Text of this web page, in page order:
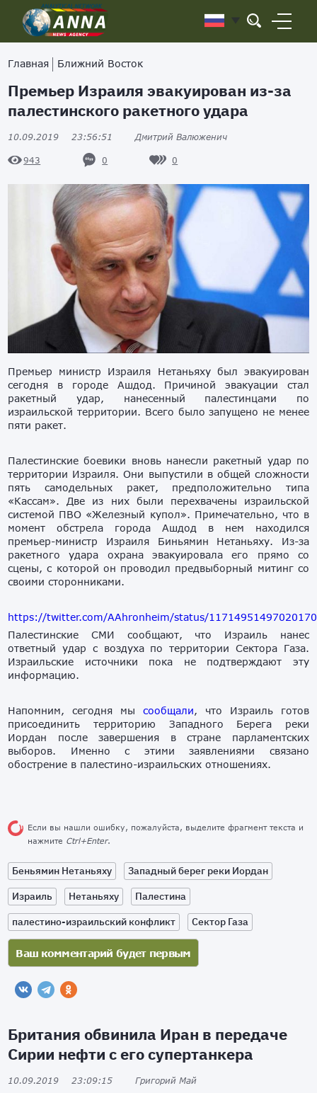
Главная Ближний Восток
Премьер Израиля эвакуирован из-за
палестинского ракетного удара
10.09.2019 23:56:51 Дмитрий Валюженич
943 0 0
Премьер министр Израиля Нетаньяху был эвакуирован
сегодня в городе Ашдод. Причиной эвакуации стал
ракетный удар, нанесенный палестинцами по
израильской территории. Всего было запущено не менее
пяти ракет.
Палестинские боевики вновь нанесли ракетный удар по
территории Израиля. Они выпустили в общей сложности
пять самодельных ракет, предположительно типа
«Кассам». Две из них были перехвачены израильской
системой ПВО «Железный купол». Примечательно, что в
момент обстрела города Ашдод в нем находился
премьер-министр Израиля Биньямин Нетаньяху. Из-за
ракетного удара охрана эвакуировала его прямо со
сцены, с которой он проводил предвыборный митинг со
своими сторонниками.
https://twitter.com/AAhronheim/status/
Палестинские СМИ сообщают, что Израиль нанес
ответный удар с воздуха по территории Сектора Газа.
Израильские источники пока не подтверждают эту
информацию.
Напомним, сегодня мы сообщали, что Израиль готов
присоединить территорию Западного Берега реки
Иордан после завершения в стране парламентских
выборов. Именно с этими заявлениями связано
обострение в палестино-израильских отношениях.
Если вы нашли ошибку, пожалуйста, выделите фрагмент текста и
нажмите Ctrl+Enter.
Беньямин Нетаньяху
Западный берег реки Иордан
Израиль
Нетаньяху
Палестина
палестино-израильский конфликт
Сектор Газа
Британия обвинила Иран в передаче
Сирии нефти с его супертанкера
10.09.2019 23:09:15 Григорий Май